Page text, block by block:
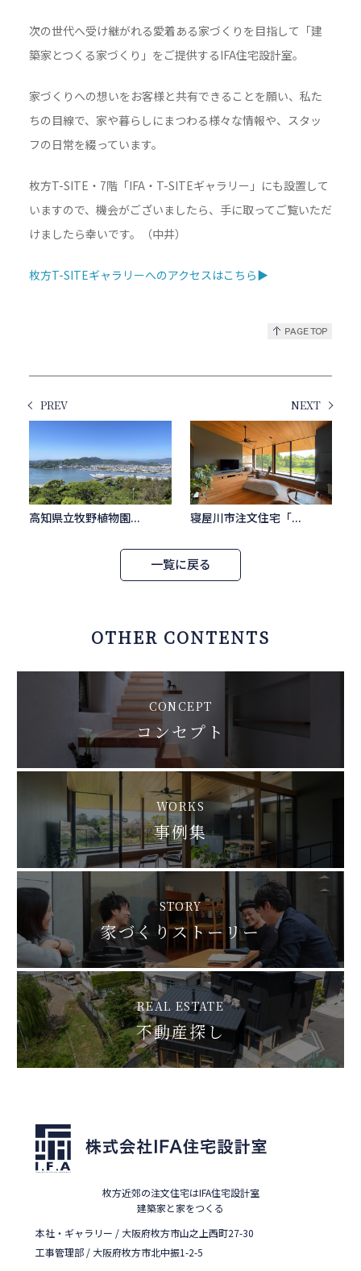
次の世代へ受け継がれる愛着ある家づくりを目指して「建
築家とつくる家づくり」をご提供するIFA住宅設計室。
家づくりへの想いをお客様と共有できることを願い、私た
ちの目線で、家や暮らしにまつわる様々な情報や、スタッ
フの日常を綴っています。
枚方T-SITE・7階「IFA・T-SITEギャラリー」にも設置して
いますので、機会がございましたら、手に取ってご覧いただ
けましたら幸いです。（中井）
枚方T-SITEギャラリーへのアクセスはこちら▶
PREV
高知県立牧野植物園...
NEXT
寝屋川市注文住宅「...
一覧に戻る
OTHER CONTENTS
CONCEPT
コンセプト
WORKS
事例集
STORY
家づくりストーリー
REAL ESTATE
不動産探し
枚方近郊の注文住宅はIFA住宅設計室
建築家と家をつくる
本社・ギャラリー / 大阪府枚方市山之上西町27-30
工事管理部 / 大阪府枚方市北中振1-2-5